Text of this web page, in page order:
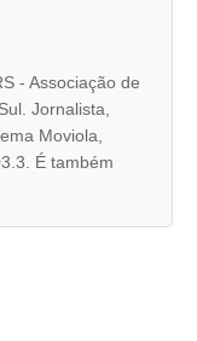
- Associação de
Jornalista,
Moviola,
É também